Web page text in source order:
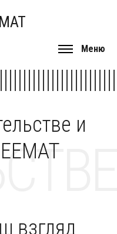
Меню
и
взгляд